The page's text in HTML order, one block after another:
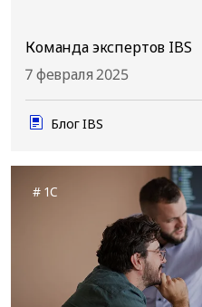
Команда экспертов IBS
7 февраля 2025
Блог IBS
1C